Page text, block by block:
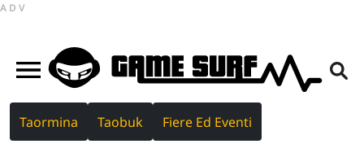
ADV
Taormina Taobuk Fiere Ed Eventi